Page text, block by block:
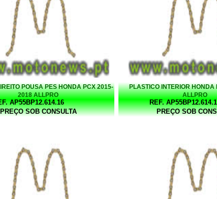
POUSA PES HONDA PCX 2015-
2018 ALLPRO
AP55BP12.614.16
PREÇO SOB CONSULTA
PLASTICO INTERIOR HONDA
ALLPRO
REF.
PREÇO SOB